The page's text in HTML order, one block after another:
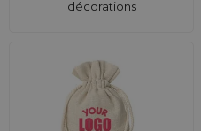
décorations